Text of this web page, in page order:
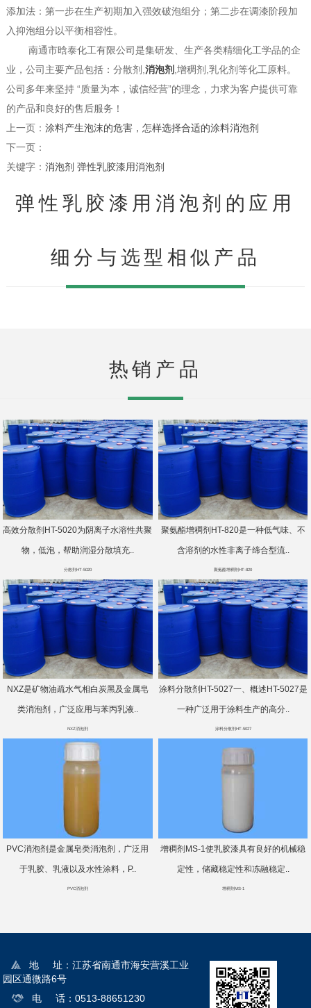
添加法：第一步在生产初期加入强效破泡组分；第二步在调漆阶段加
入抑泡组分以平衡相容性。
南通市晗泰化工有限公司是集研发、生产各类精细化工学品的企
业，公司主要产品包括：分散剂,消泡剂 ,增稠剂,乳化剂等化工原料。
公司多年来坚持 “质量为本，诚信经营”的理念，力求为客户提供可靠
的产品和良好的售后服务！
上一页： 涂料产生泡沫的危害，怎样选择合适的涂料消泡剂
下一页：
关键字： 消泡剂 弹性乳胶漆用消泡剂
弹性乳胶漆用消泡剂的应用
细分与选型相似产品
热销产品
高效分散剂HT-5020为阴离子水溶性共聚
物，低泡，帮助润湿分散填充..
分散剂HT-5020
聚氨酯增稠剂HT-820是一种低气味、不
含溶剂的水性非离子缔合型流..
聚氨酯增稠剂HT-820
NXZ是矿物油疏水气相白炭黑及金属皂
类消泡剂，广泛应用与苯丙乳液..
NXZ消泡剂
涂料分散剂HT-5027一、概述HT-5027是
一种广泛用于涂料生产的高分..
涂料分散剂HT-5027
PVC消泡剂是金属皂类消泡剂，广泛用
于乳胶、乳液以及水性涂料，P..
PVC消泡剂
增稠剂MS-1使乳胶漆具有良好的机械稳
定性，储藏稳定性和冻融稳定..
增稠剂MS-1
地 址：江苏省南通市海安营溪工业
园区通微路6号
电 话：0513-88651230